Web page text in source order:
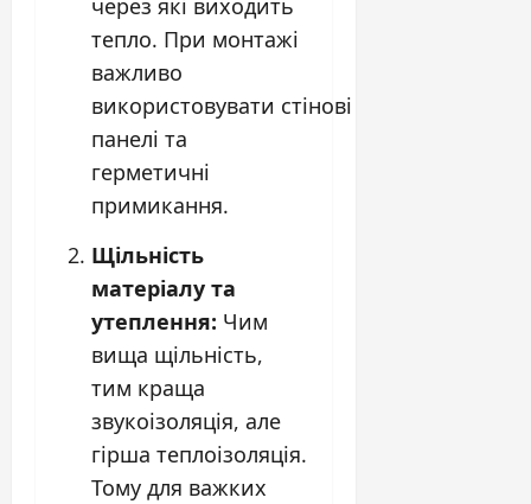
через які виходить
тепло. При монтажі
важливо
використовувати стінові
панелі та
герметичні
примикання.
Щільність
матеріалу та
утеплення: Чим
вища щільність,
тим краща
звукоізоляція, але
гірша теплоізоляція.
Тому для важких